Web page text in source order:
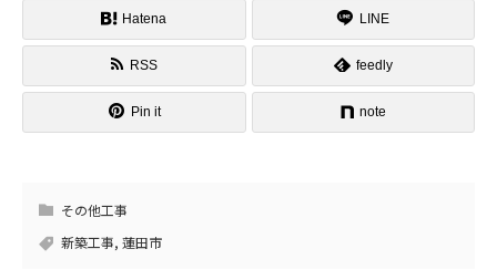
Hatena LINE
RSS feedly
Pin it note
その他工事
新築工事, 蓮田市